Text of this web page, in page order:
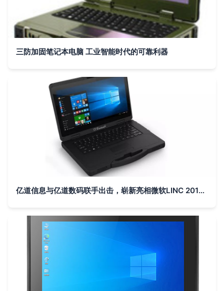
三防加固笔记本电脑 工业智能时代的可靠利器
亿道信息与亿道数码联手出击，崭新亮相微软LINC 2019泰国曼谷展会